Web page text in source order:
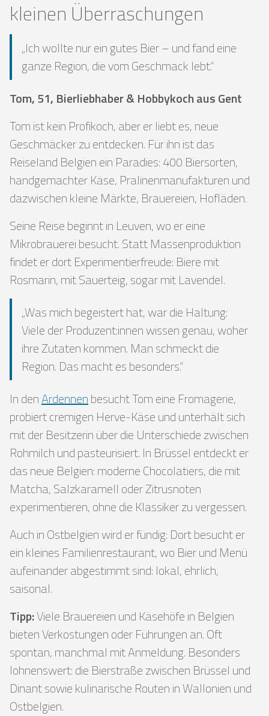
kleinen Überraschungen
„Ich wollte nur ein gutes Bier – und fand eine
ganze Region, die vom Geschmack lebt.“
Tom, 51, Bierliebhaber & Hobbykoch aus Gent
Tom ist kein Profikoch, aber er liebt es, neue
Geschmäcker zu entdecken. Für ihn ist das
Reiseland Belgien ein Paradies: 400 Biersorten,
handgemachter Käse, Pralinenmanufakturen und
dazwischen kleine Märkte, Brauereien, Hofläden.
Seine Reise beginnt in Leuven, wo er eine
Mikrobrauerei besucht. Statt Massenproduktion
findet er dort Experimentierfreude: Biere mit
Rosmarin, mit Sauerteig, sogar mit Lavendel.
„Was mich begeistert hat, war die Haltung:
Viele der Produzent:innen wissen genau, woher
ihre Zutaten kommen. Man schmeckt die
Region. Das macht es besonders.“
In denArdennenbesucht Tom eine Fromagerie,
probiert cremigen Herve-Käse und unterhält sich
mit der Besitzerin über die Unterschiede zwischen
Rohmilch und pasteurisiert. In Brüssel entdeckt er
das neue Belgien: moderne Chocolatiers, die mit
Matcha, Salzkaramell oder Zitrusnoten
experimentieren, ohne die Klassiker zu vergessen.
Auch in Ostbelgien wird er fündig: Dort besucht er
ein kleines Familienrestaurant, wo Bier und Menü
aufeinander abgestimmt sind: lokal, ehrlich,
saisonal.
Tipp:Viele Brauereien und Käsehöfe in Belgien
bieten Verkostungen oder Führungen an. Oft
spontan, manchmal mit Anmeldung. Besonders
lohnenswert: die Bierstraße zwischen Brüssel und
Dinant sowie kulinarische Routen in Wallonien und
Ostbelgien.